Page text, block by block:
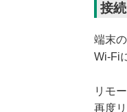
接
端末
Wi-Fi
リモ
再度